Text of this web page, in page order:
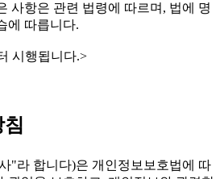
사항은 관련 법령에 따르며, 법에 명
에 따릅니다.
시행됩니다.>
"라 합니다)은 개인정보보호법에 따